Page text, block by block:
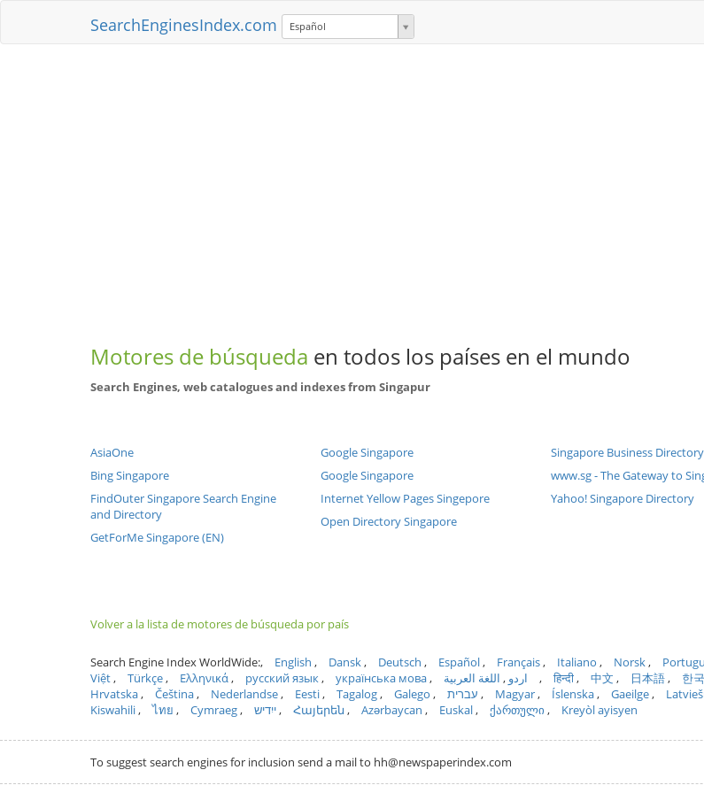
SearchEnginesIndex.com Español
Motores de búsqueda en todos los países en el mundo
Search Engines, web catalogues and indexes from Singapur
AsiaOne
Bing Singapore
FindOuter Singapore Search Engine
and Directory
GetForMe Singapore (EN)
Google Singapore
Google Singapore
Internet Yellow Pages Singepore
Open Directory Singapore
Singapore Business Directory
www.sg - The Gateway to
Yahoo! Singapore Directory
Volver a la lista de motores de búsqueda por país
Search Engine Index WorldWide: English Dansk Deutsch Español Français Italiano Norsk
Việt
Türkçe Ελληνικά русский язык українська мова اردو اللغة العربية हिन्दी 中文 日本語 한
Hrvatska
Čeština Nederlandse Eesti Tagalog Galego עברית Magyar Íslenska Gaeilge
Kiswahili
ไทย Cymraeg ייִדיש Հայերեն Azərbaycan Euskal ქართული Kreyòl ayisyen
To suggest search engines for inclusion send a mail to hh@newspaperindex.com